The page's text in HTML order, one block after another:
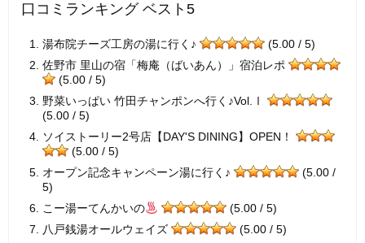
口コミランキング ベスト5
湯布院チーズ工房の湯に行く♪
(5.00 / 5)
佐野市 里山の宿「梅庵（ばいあん）」宿泊レポ
(5.00 / 5)
野菜いっぱい 竹田チャンポンへ行く♪Vol.Ⅰ
(5.00 / 5)
ソイストーリー2号店【DAY'S DINING】OPEN！
(5.00 / 5)
オープン記念キャンペーン湯に行く♪
(5.00 /
5)
こー湯ーてんかいの
(5.00 / 5)
八戸銭湯オールウェイズ
(5.00 / 5)